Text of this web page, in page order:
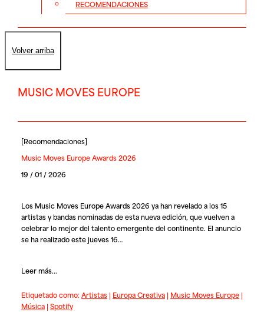
RECOMENDACIONES
Volver arriba
MUSIC MOVES EUROPE
[Recomendaciones]
Music Moves Europe Awards 2026
19 / 01 / 2026
Los Music Moves Europe Awards 2026 ya han revelado a los 15
artistas y bandas nominadas de esta nueva edición, que vuelven a
celebrar lo mejor del talento emergente del continente. El anuncio
se ha realizado este jueves 16…
Leer más...
Etiquetado como:Artistas| Europa Creativa| Music Moves Europe|
Música| Spotify